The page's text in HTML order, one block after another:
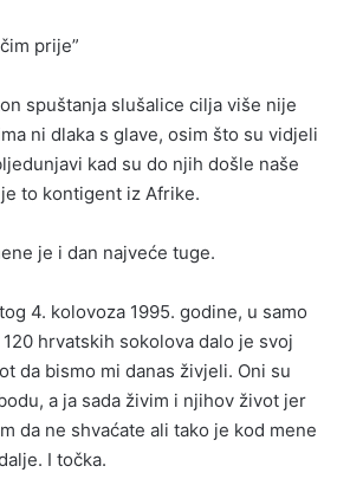
prije”
spuštanja slušalice cilja više nije
ni dlaka s glave, osim što su vidjeli
kad su do njih došle naše
to kontigent iz Afrike.
je i dan najveće tuge.
4. kolovoza 1995. godine, u samo
hrvatskih sokolova dalo je svoj
da bismo mi danas živjeli. Oni su
a ja sada živim i njihov život jer
da ne shvaćate ali tako je kod mene
I točka.